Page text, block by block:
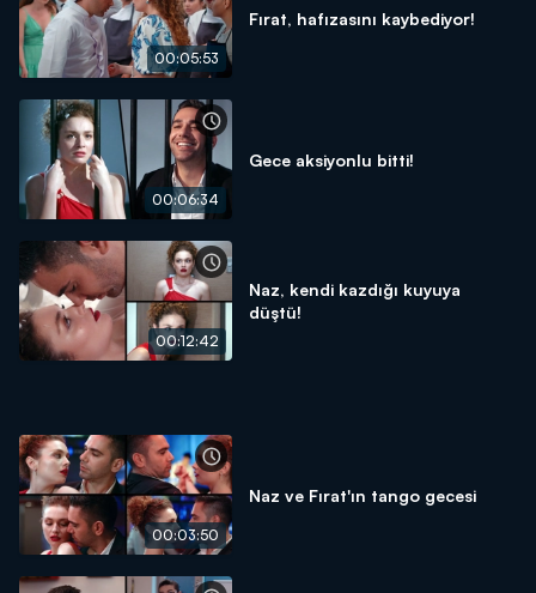
00:05:53
Fırat, hafızasını kaybediyor!
00:06:34
Gece aksiyonlu bitti!
00:12:42
Naz, kendi kazdığı kuyuya
düştü!
00:03:50
Naz ve Fırat'ın tango gecesi